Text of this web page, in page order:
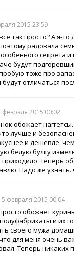
2015 23:59
так просто? А я-
радовала
секрета
будут
тоже про
будут отличаться
февраля 2015 00:02
обожает
лучше и
и дешевле,
белую булку
приходило. Теперь
Надо же узнать.
5 февраля 2015 00:04
обожает
и их
своего мужа
для меня очень
Теперь никаких